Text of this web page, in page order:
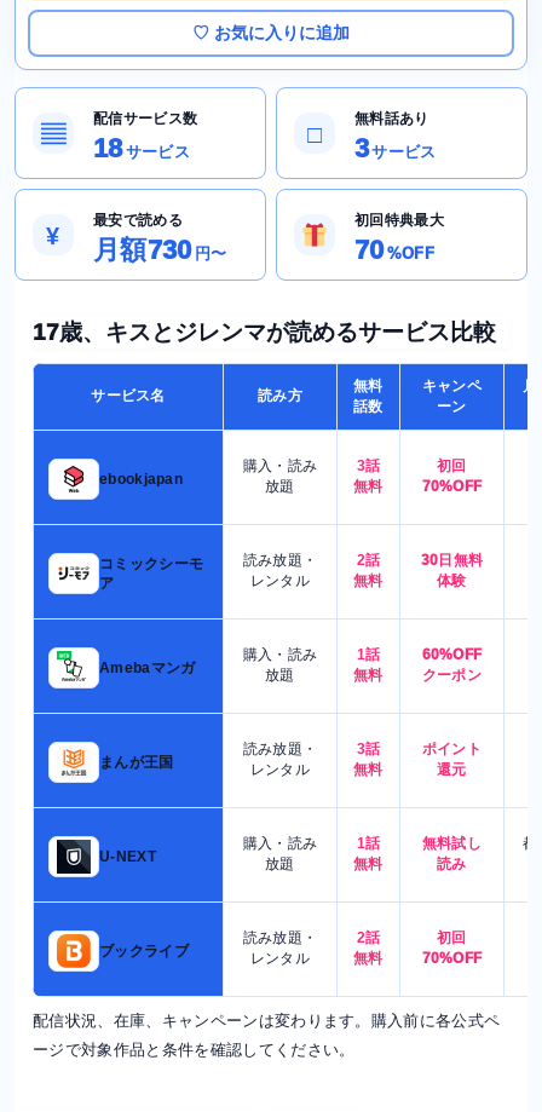
♡ お気に入りに追加
▤
配信サービス数
18サービス
□
無料話あり
3サービス
¥
最安で読める
月額730 円〜
初回特典最大
70%OFF
17歳、キスとジレンマが読めるサービス比較
サービス名 読み方
無料
話数
キャンペ
ーン
月
ebookjapan
購入・読み
放題
3話
無料
初回
70%OFF
コミックシーモ
ア
読み放題・
レンタル
2話
無料
30日無料
体験
Amebaマンガ
購入・読み
放題
1話
無料
60%OFF
クーポン
まんが王国
読み放題・
レンタル
3話
無料
ポイント
還元
U-NEXT
購入・読み
放題
1話
無料
無料試し
読み
都
ブックライブ
読み放題・
レンタル
2話
無料
初回
70%OFF
配信状況、在庫、キャンペーンは変わります。購入前に各公式ペ
ージで対象作品と条件を確認してください。